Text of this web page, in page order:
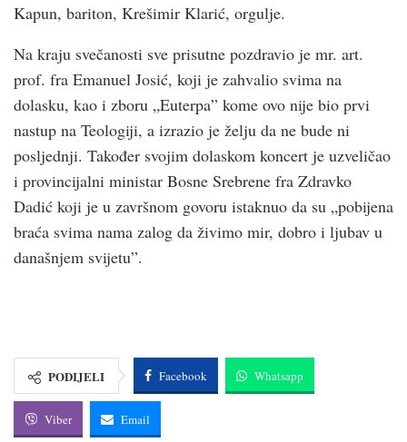
Kapun, bariton, Krešimir Klarić, orgulje.
Na kraju svečanosti sve prisutne pozdravio je mr. art.
prof. fra Emanuel Josić, koji je zahvalio svima na
dolasku, kao i zboru „Euterpa” kome ovo nije bio prvi
nastup na Teologiji, a izrazio je želju da ne bude ni
posljednji. Također svojim dolaskom koncert je uzveličao
i provincijalni ministar Bosne Srebrene fra Zdravko
Dadić koji je u završnom govoru istaknuo da su „pobijena
braća svima nama zalog da živimo mir, dobro i ljubav u
današnjem svijetu”.
PODIJELI Facebook Whatsapp
Viber Email